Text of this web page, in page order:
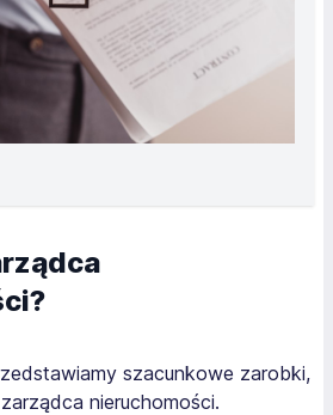
szacunkowe zarobki,
nieruchomości.